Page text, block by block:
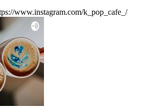
www.instagram.com/k_pop_cafe_/